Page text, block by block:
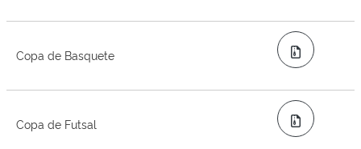
Copa de Basquete Zip
Copa de Futsal Zip